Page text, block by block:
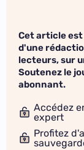
Cet article est
d'une
lecteurs, sur
Soutenez le
abonnant.
Accédez
expert
Profitez